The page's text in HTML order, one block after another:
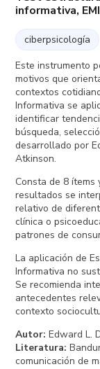
informativa,
ciberpsicología
Este instrumento
motivos que
contextos
Informativa se
identificar
búsqueda,
desarrollado por
Atkinson.
Consta de 8 ítems
resultados se
relativo de
clínica o
patrones de
La aplicación de
Informativa no
Se recomienda
antecedentes
contexto
Autor: Edward L.
Literatura:
comunicación de